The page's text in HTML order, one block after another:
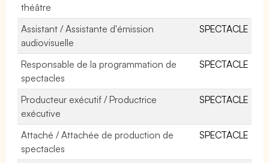
théâtre
Assistant / Assistante d'émission
audiovisuelle
SPECTACLE
Responsable de la programmation de
spectacles
SPECTACLE
Producteur exécutif / Productrice
exécutive
SPECTACLE
Attaché / Attachée de production de
spectacles
SPECTACLE